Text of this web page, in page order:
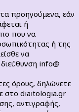
προηγούμενα, εάν
ή
που να
ή της
να
info@
όρους, δηλώνετε
στo diaitologia.gr
αντιγραφής,